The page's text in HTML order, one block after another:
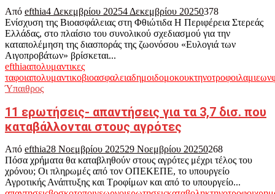
Από efthia4 Δεκεμβρίου 20254 Δεκεμβρίου 20250378
Ενίσχυση της Βιοασφάλειας στη Φθιώτιδα Η Περιφέρεια Στερεάς
Ελλάδας, στο πλαίσιο του συνολικού σχεδιασμού για την
καταπολέμηση της διασποράς της ζωονόσου «Ευλογιά των
Αιγοπροβάτων» βρίσκεται...
efthiaαπολυμαντικες
ταφοιαπολυμαντικοβιοασφαλειαδημοιδομοκουκτηνοτροφοιλαμιεων
Ύπαιθρος
11 ερωτήσεις- απαντήσεις για τα 3,7 δισ. που
καταβάλλονται στους αγρότες
Από efthia28 Νοεμβρίου 202529 Νοεμβρίου 20250268
Πόσα χρήματα θα καταβληθούν στους αγρότες μέχρι τέλος του
χρόνου; Οι πληρωμές από τον ΟΠΕΚΕΠΕ, το υπουργείο
Αγροτικής Ανάπτυξης και Τροφίμων και από το υπουργείο...